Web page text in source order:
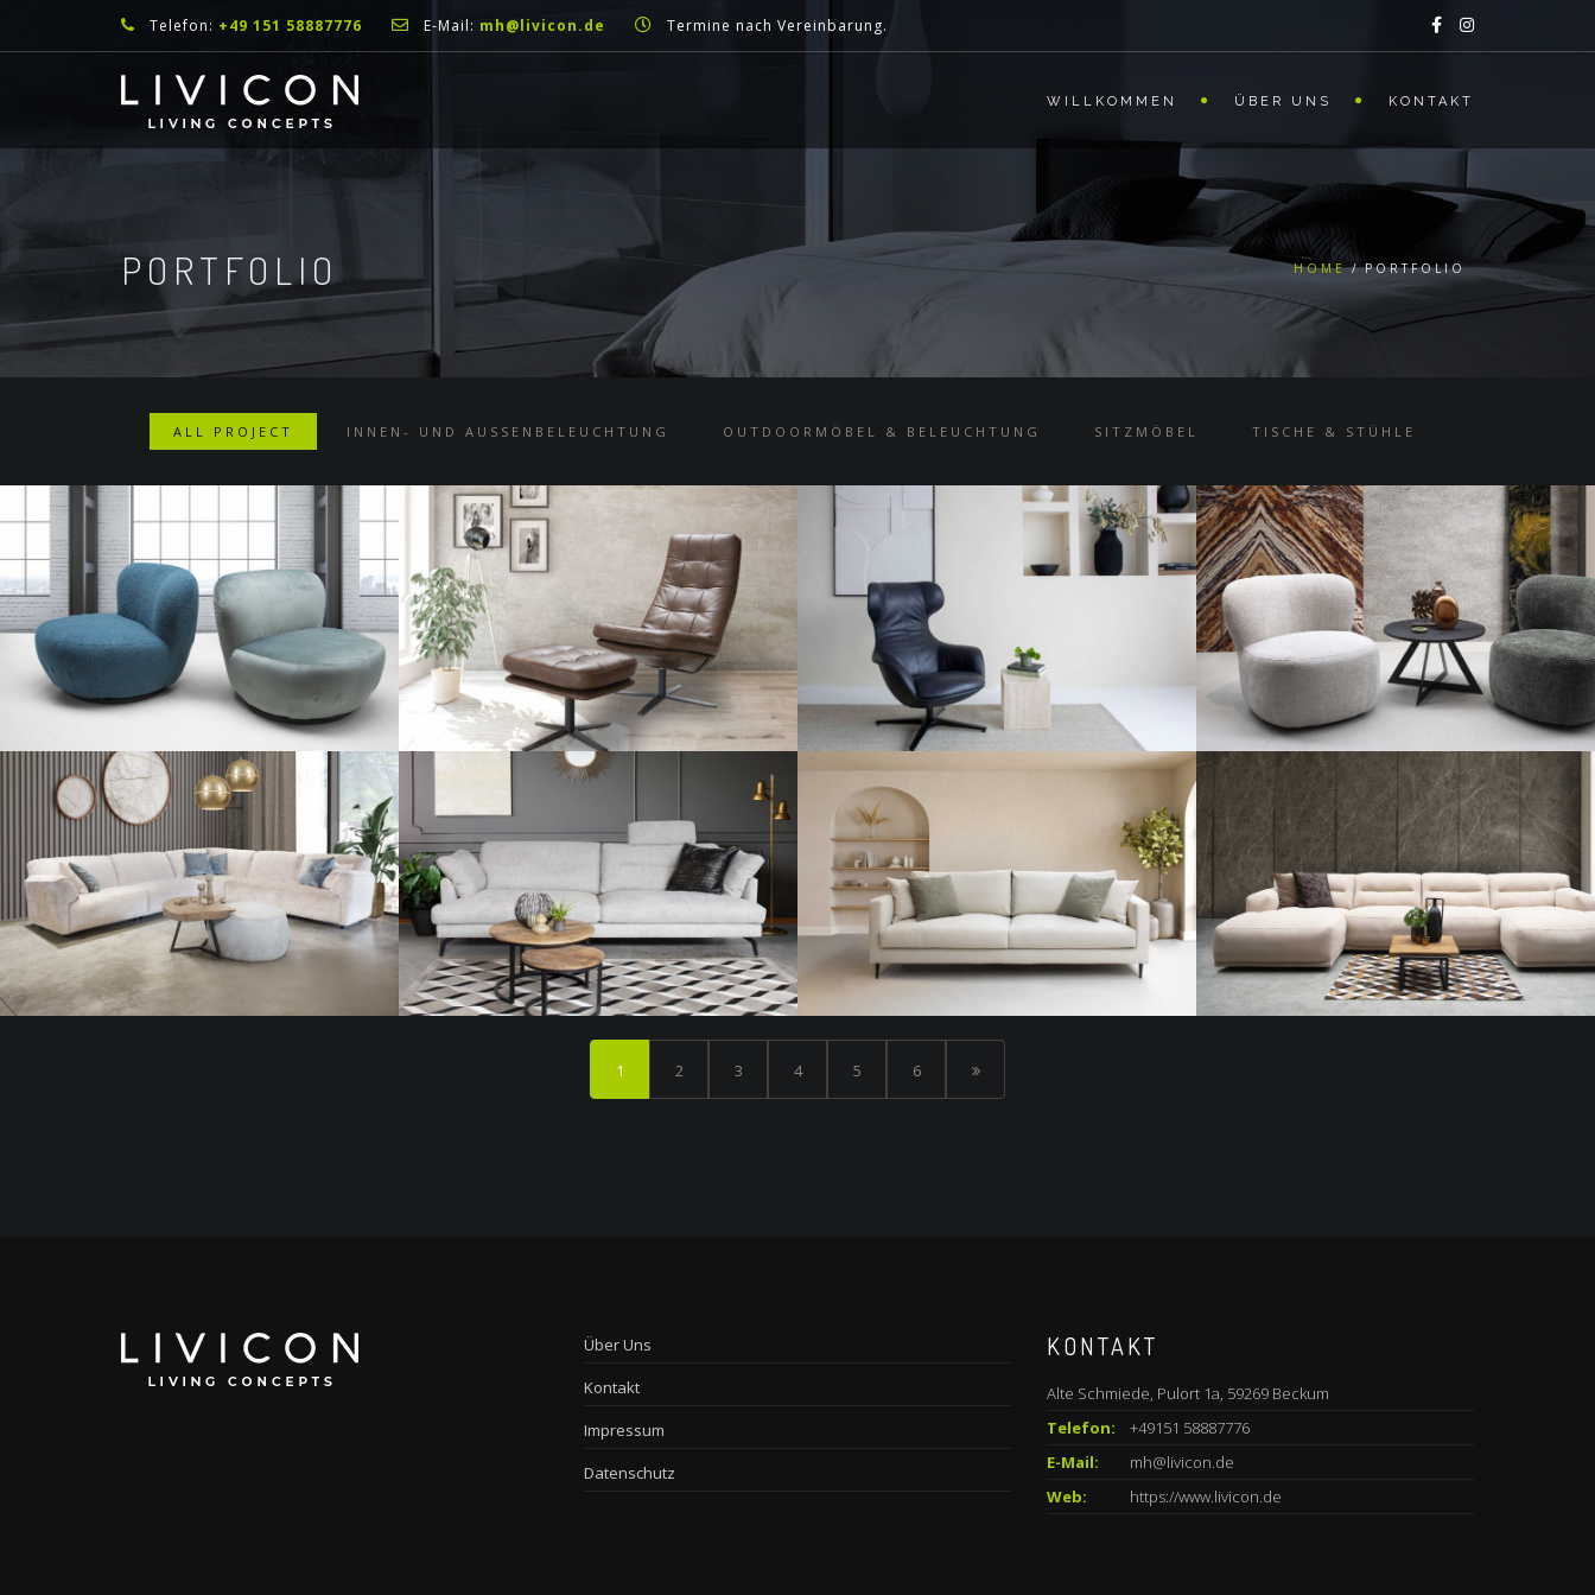
Telefon: +49 151 58887776 E-Mail: mh@livicon.de Termine nach Vereinbarung.
WILLKOMMEN ÜBER UNS KONTAKT
PORTFOLIO HOME PORTFOLIO
ALL PROJECT INNEN- UND AUSSENBELEUCHTUNG OUTDOORMÖBEL & BELEUCHTUNG SITZMÖBEL TISCHE & STÜHLE
1 2 3 4 5 6
Über Uns
Kontakt
Impressum
Datenschutz
KONTAKT
Alte Schmiede, Pulort 1a, 59269 Beckum
Telefon:
+49151 58887776
E-Mail:
mh@livicon.de
Web:
https://www.livicon.de